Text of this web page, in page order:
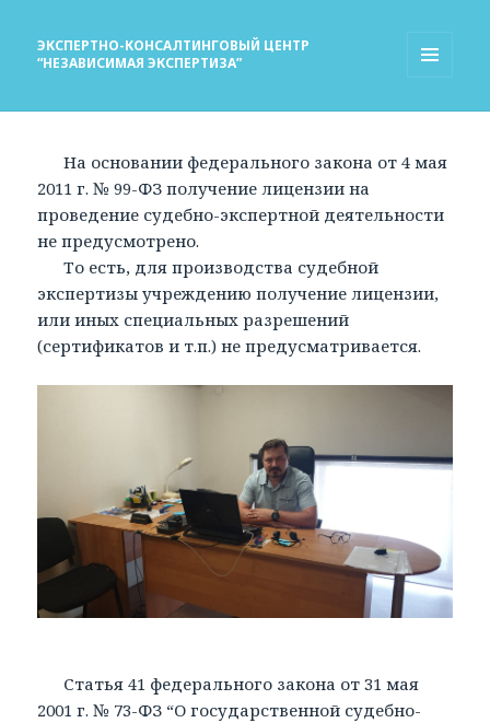
ЭКСПЕРТНО-КОНСАЛТИНГОВЫЙ ЦЕНТР
“НЕЗАВИСИМАЯ ЭКСПЕРТИЗА”
На основании федерального закона от 4 мая
2011 г. № 99-ФЗ получение лицензии на
проведение судебно-экспертной деятельности
не предусмотрено.
То есть, для производства судебной
экспертизы учреждению получение лицензии,
или иных специальных разрешений
(сертификатов и т.п.) не предусматривается.
Статья 41 федерального закона от 31 мая
2001 г. № 73-ФЗ “О государственной судебно-